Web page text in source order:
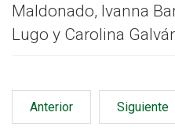
Maldonado, Ivanna
Lugo y Carolina
Anterior Siguiente